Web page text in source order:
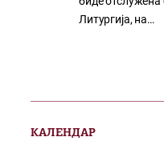
Литургија, на…
КАЛЕНДАР